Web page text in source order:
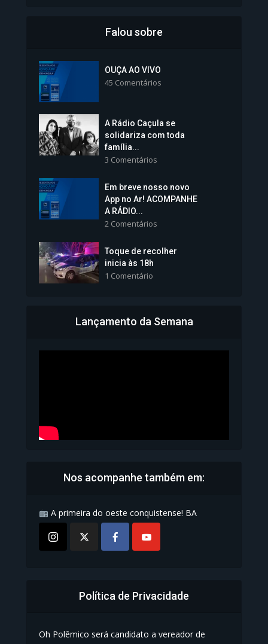
Colégios da Polícia...
Vice-Prefeita Sheila Lemos
tomará posse nesta...
1.101 Modos de exibição
Bahia inicia emissão da
Falou sobre
OUÇA AO VIVO
45 Comentários
A Rádio Caçula se
solidariza com toda
família...
3 Comentários
Em breve nosso novo
App no Ar! ACOMPANHE
A RÁDIO...
2 Comentários
Toque de recolher
inicia às 18h
1 Comentário
Lançamento da Semana
Nos acompanhe também em:
A primeira do oeste conquistense! BA
Política de Privacidade
Oh Polêmico será candidato a vereador de